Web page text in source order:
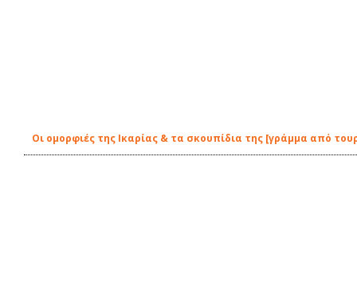
Οι ομορφιές της Ικαρίας & τα σκουπίδια της [γράμμα από